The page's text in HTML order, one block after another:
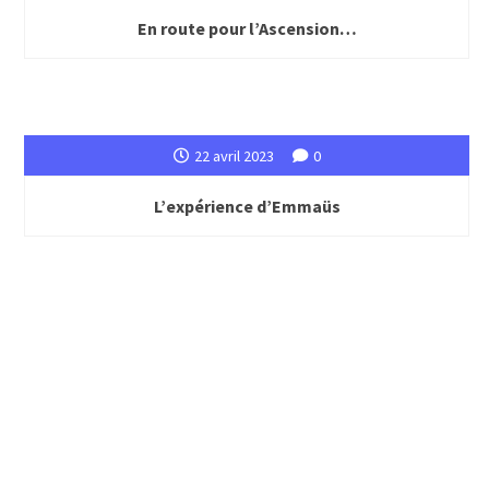
En route pour l’Ascension…
22 avril 2023 0
L’expérience d’Emmaüs